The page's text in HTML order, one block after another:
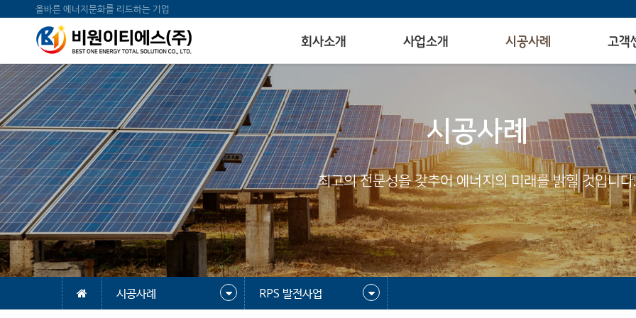
올바른 에너지문화를 리드하는 기업
회사소개 사업소개 시공사례 고객
시공사례
최고의 전문성을 갖추어 에너지의 미래를 밝힐 것입니다.
시공사례 RPS 발전사업